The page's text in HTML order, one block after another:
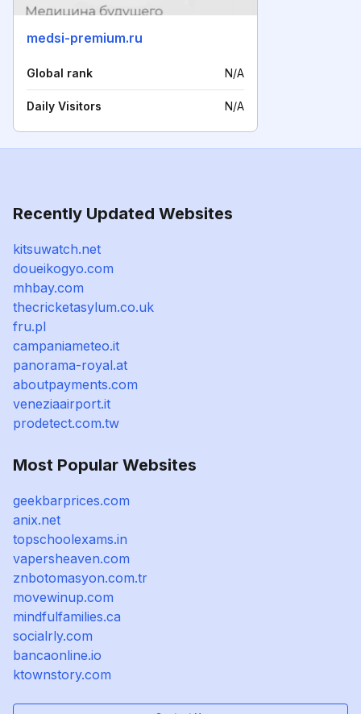
medsi-premium.ru
Global rank N/A
Daily Visitors N/A
Recently Updated Websites
kitsuwatch.net
doueikogyo.com
mhbay.com
thecricketasylum.co.uk
fru.pl
campaniameteo.it
panorama-royal.at
aboutpayments.com
veneziaairport.it
prodetect.com.tw
Most Popular Websites
geekbarprices.com
anix.net
topschoolexams.in
vapersheaven.com
znbotomasyon.com.tr
movewinup.com
mindfulfamilies.ca
socialrly.com
bancaonline.io
ktownstory.com